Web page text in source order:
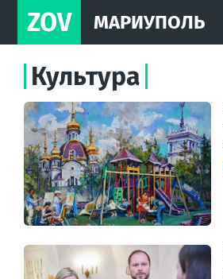
ZOV МАРИУПОЛЬ
Культура